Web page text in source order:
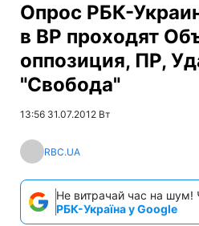
Опрос РБК-
в ВР проходят
оппозиция, ПР,
"Свобода"
13:56 31.07.2012 Вт
RBC.UA
Не витрачай час на шум!
РБК-Україна у Google